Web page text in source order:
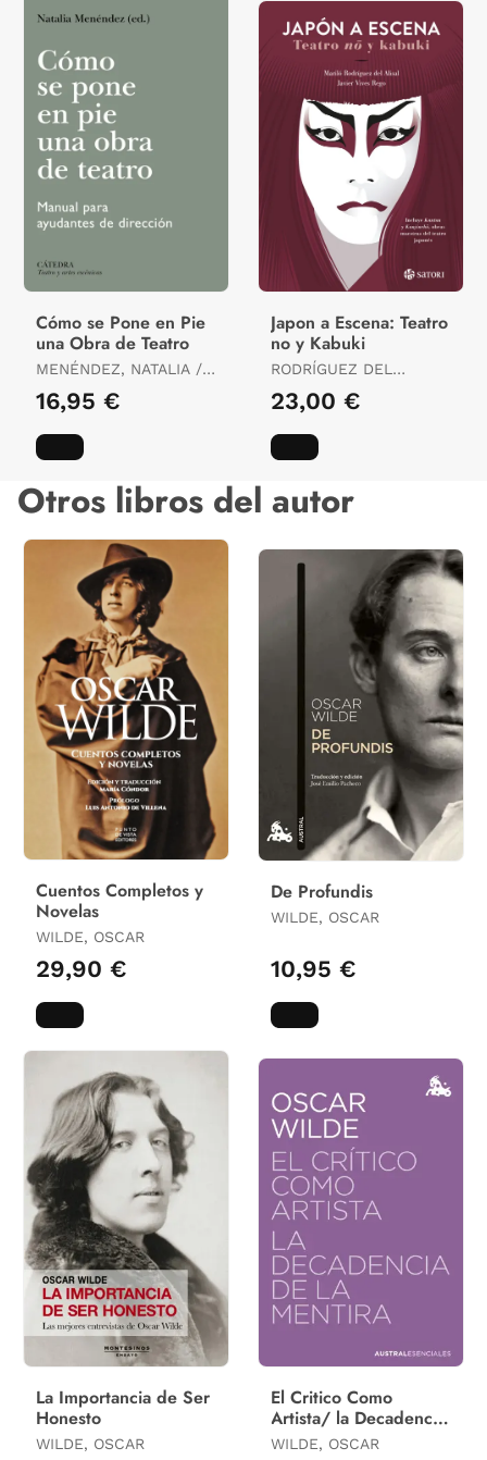
Cómo se Pone en Pie
una Obra de Teatro
MENÉNDEZ, NATALIA /
AMESTOY, AINHOA /
HERMIDA, CRISTINA /
16,95 €
Japon a Escena: Teatro
no y Kabuki
RODRÍGUEZ DEL
VIVES, JAVI
23,00 €
Otros libros del autor
Cuentos Completos y
Novelas
WILDE, OSCAR
29,90 €
De Profundis
WILDE, OSCAR
10,95 €
La Importancia de Ser
Honesto
WILDE, OSCAR
El Critico Como
Artista/ la Decadencia
de la Mentira
WILDE, OSCAR